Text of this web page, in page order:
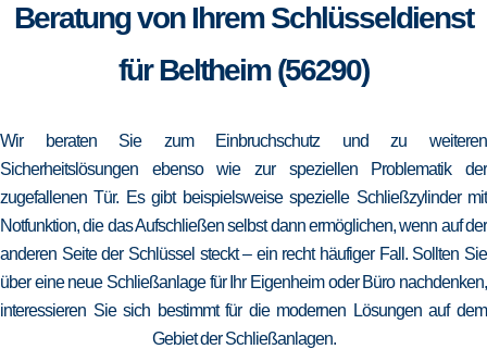
Beratung von Ihrem Schlüsseldienst
für Beltheim (56290)
Wir beraten Sie zum Einbruchschutz und zu weiteren
Sicherheitslösungen ebenso wie zur speziellen Problematik der
zugefallenen Tür. Es gibt beispielsweise spezielle Schließzylinder mit
Notfunktion, die das Aufschließen selbst dann ermöglichen, wenn auf der
anderen Seite der Schlüssel steckt – ein recht häufiger Fall. Sollten Sie
über eine neue Schließanlage für Ihr Eigenheim oder Büro nachdenken,
interessieren Sie sich bestimmt für die modernen Lösungen auf dem
Gebiet der Schließanlagen.